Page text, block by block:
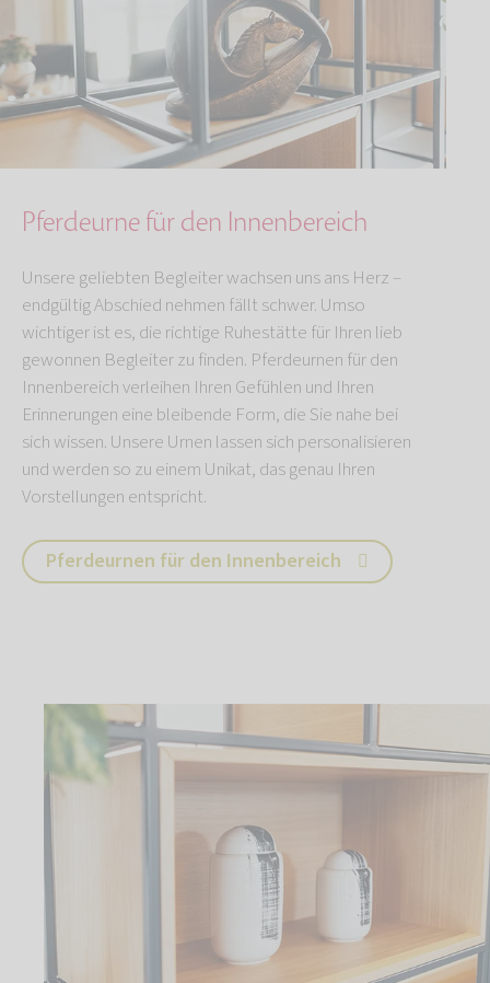
Pferdeurne für den Innenbereich
Unsere geliebten Begleiter wachsen uns ans Herz –
endgültig Abschied nehmen fällt schwer. Umso
wichtiger ist es, die richtige Ruhestätte für Ihren lieb
gewonnen Begleiter zu finden. Pferdeurnen für den
Innenbereich verleihen Ihren Gefühlen und Ihren
Erinnerungen eine bleibende Form, die Sie nahe bei
sich wissen. Unsere Urnen lassen sich personalisieren
und werden so zu einem Unikat, das genau Ihren
Vorstellungen entspricht.
Pferdeurnen für den Innenbereich